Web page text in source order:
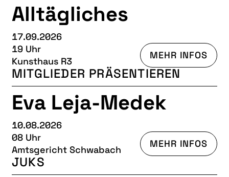
Alltägliches
17.09.2026
19 Uhr
Kunsthaus R3
MEHR INFOS
MITGLIEDER PRÄSENTIEREN
Eva Leja-Medek
10.08.2026
08 Uhr
Amtsgericht Schwabach
MEHR INFOS
JUKS